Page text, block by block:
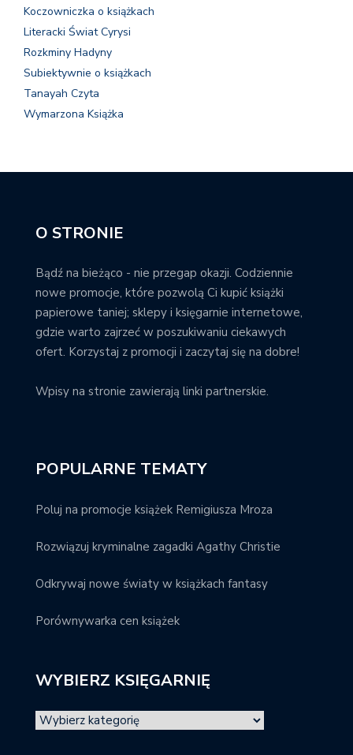
Koczowniczka o książkach
Literacki Świat Cyrysi
Rozkminy Hadyny
Subiektywnie o książkach
Tanayah Czyta
Wymarzona Książka
O STRONIE
Bądź na bieżąco - nie przegap okazji. Codziennie
nowe promocje, które pozwolą Ci kupić książki
papierowe taniej; sklepy i księgarnie internetowe,
gdzie warto zajrzeć w poszukiwaniu ciekawych
ofert. Korzystaj z promocji i zaczytaj się na dobre!
Wpisy na stronie zawierają linki partnerskie.
POPULARNE TEMATY
Poluj na promocje książek Remigiusza Mroza
Rozwiązuj kryminalne zagadki Agathy Christie
Odkrywaj nowe światy w książkach fantasy
Porównywarka cen książek
WYBIERZ KSIĘGARNIĘ